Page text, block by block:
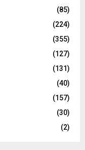
(85)
(224)
(355)
(127)
(131)
(40)
(157)
(30)
(2)